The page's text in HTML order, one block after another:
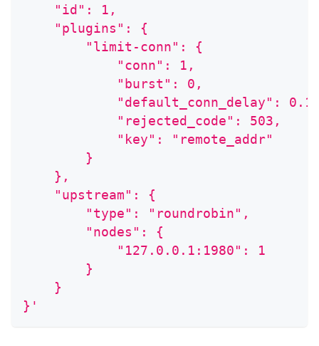
    "id": 1,
    "plugins": {
        "limit-conn": {
            "conn": 1,
            "burst": 0,
"default_conn_delay":
            "rejected_code": 503,
            "key": "remote_addr"
        }
    },
    "upstream": {
        "type": "roundrobin",
        "nodes": {
            "127.0.0.1:1980": 1
        }
    }
}'